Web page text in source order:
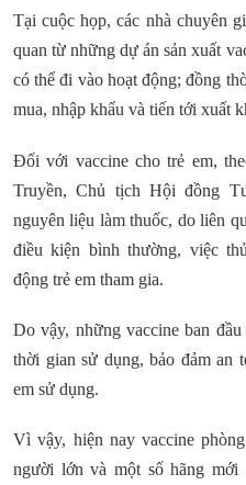
Tại cuộc họp, các nhà chuyên
quan từ những dự án sản xuất
có thể đi vào hoạt động; đồng
mua, nhập khẩu và tiến tới xuất
Đối với vaccine cho trẻ em,
Truyền, Chủ tịch Hội đồng
nguyên liệu làm thuốc, do liên
điều kiện bình thường, việc
động trẻ em tham gia.
Do vậy, những vaccine ban
thời gian sử dụng, bảo đảm an
em sử dụng.
Vì vậy, hiện nay vaccine
người lớn và một số hãng mới